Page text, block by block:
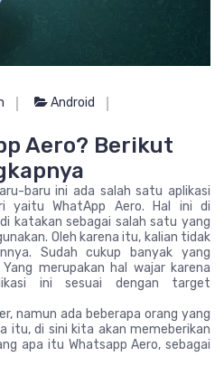
Android
Aero? Berikut
baru ini ada salah satu aplikasi
yaitu WhatApp Aero. Hal ini di
katakan sebagai salah satu yang
Oleh karena itu, kalian tidak
Sudah cukup banyak yang
merupakan hal wajar karena
ini sesuai dengan target
namun ada beberapa orang yang
itu, di sini kita akan memeberikan
apa itu Whatsapp Aero, sebagai